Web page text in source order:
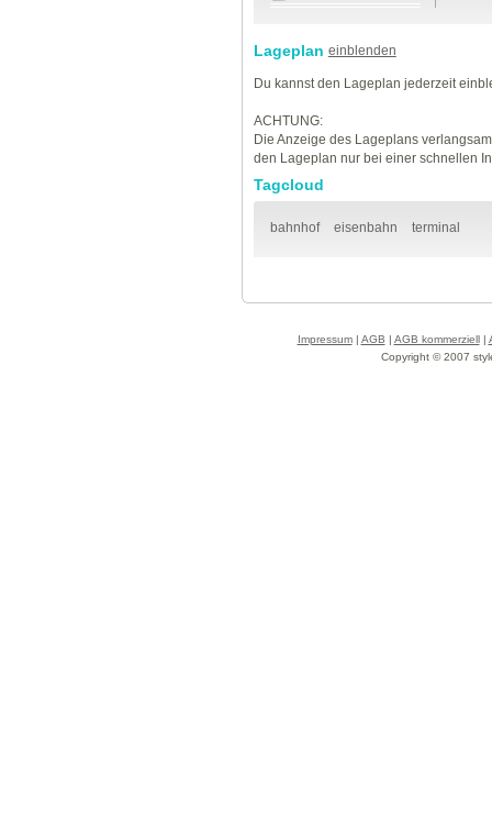
Lageplan einblenden
Du kannst den Lageplan jederzeit
ACHTUNG:
Die Anzeige des Lageplans
den Lageplan nur bei einer schnellen
Tagcloud
bahnhof eisenbahn terminal
Impressum| AGB | AGB kommerziell|
Copyright © 2007